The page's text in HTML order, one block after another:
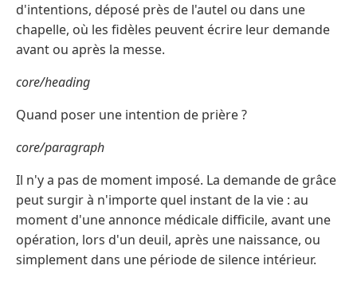
d'intentions, déposé près de l'autel ou dans une
chapelle, où les fidèles peuvent écrire leur demande
avant ou après la messe.
core/heading
Quand poser une intention de prière ?
core/paragraph
Il n'y a pas de moment imposé. La demande de grâce
peut surgir à n'importe quel instant de la vie : au
moment d'une annonce médicale difficile, avant une
opération, lors d'un deuil, après une naissance, ou
simplement dans une période de silence intérieur.